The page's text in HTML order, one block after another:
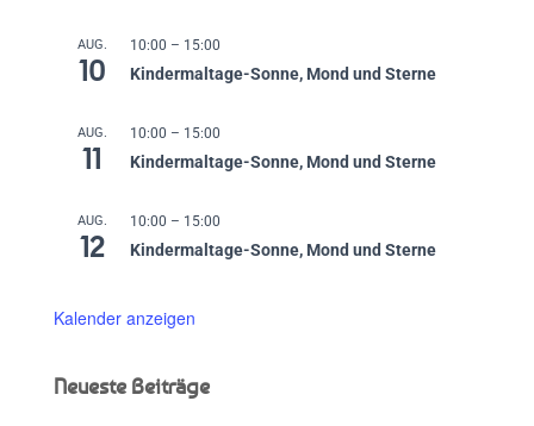
AUG.
10
10:00 – 15:00
Kindermaltage-Sonne, Mond und Sterne
AUG.
11
10:00 – 15:00
Kindermaltage-Sonne, Mond und Sterne
AUG.
12
10:00 – 15:00
Kindermaltage-Sonne, Mond und Sterne
Kalender anzeigen
Neueste Beiträge